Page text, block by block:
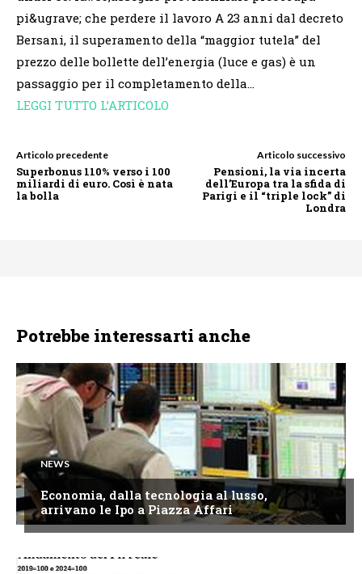
pi&ugrave; che perdere il lavoro A 23 anni dal decreto
Bersani, il superamento della “maggior tutela” del
prezzo delle bollette dell’energia (luce e gas) è un
passaggio per il completamento della…
LEGGI TUTTO L’ARTICOLO
Articolo precedente
Superbonus 110% verso i 100
miliardi di euro. Così è nata
la bolla
Articolo successivo
Pensioni, la via incerta
dell’Europa tra la sfida di
Parigi e il “triple lock” di
Londra
Potrebbe interessarti anche
NEWS
Economia, dalla tecnologia al lusso,
arrivano le Ipo a Piazza Affari